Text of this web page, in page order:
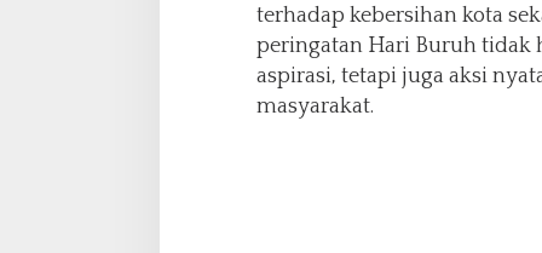
terhadap kebersihan kota
peringatan Hari Buruh tidak
aspirasi, tetapi juga aksi
masyarakat.